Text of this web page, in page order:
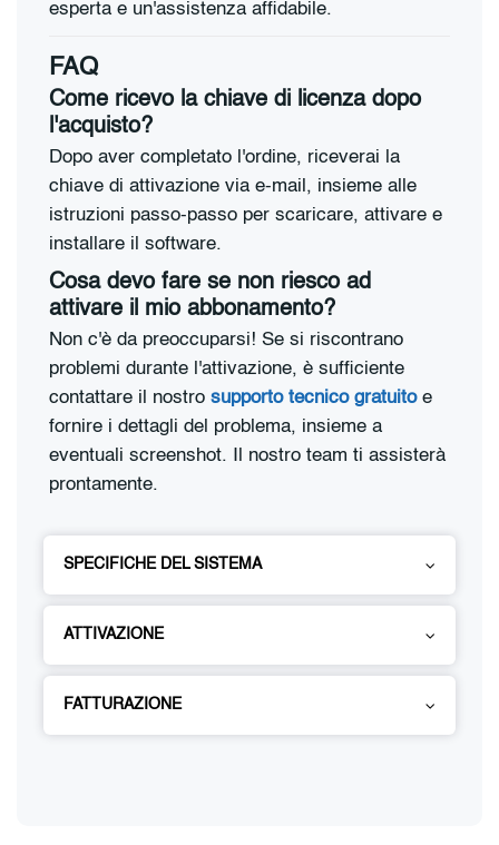
esperta e un'assistenza affidabile.
FAQ
Come ricevo la chiave di licenza dopo
l'acquisto?
Dopo aver completato l'ordine, riceverai la
chiave di attivazione via e-mail, insieme alle
istruzioni passo-passo per scaricare, attivare e
installare il software.
Cosa devo fare se non riesco ad
attivare il mio abbonamento?
Non c'è da preoccuparsi! Se si riscontrano
problemi durante l'attivazione, è sufficiente
contattare il nostro supporto tecnico gratuitoe
fornire i dettagli del problema, insieme a
eventuali screenshot. Il nostro team ti assisterà
prontamente.
SPECIFICHE DEL SISTEMA
ATTIVAZIONE
FATTURAZIONE